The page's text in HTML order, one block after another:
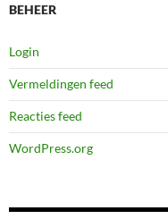
BEHEER
Login
Vermeldingen feed
Reacties feed
WordPress.org